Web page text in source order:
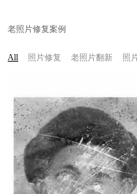
老照片修复案例
All 照片修复 老照片翻新 照